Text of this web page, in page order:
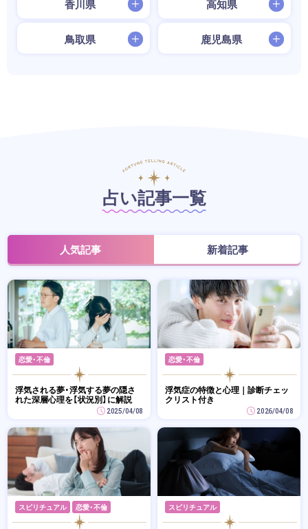
香川県 高知県
鳥取県 鹿児島県
占い記事一覧
人気記事 新着記事
恋愛・不倫
浮気される夢・浮気する夢の隠さ
れた深層心理を【状況別】に解説
2025/04/08
恋愛・不倫
浮気症の特徴と心理｜診断チェッ
クリスト付き
2026/04/08
スピリチュアル 恋愛・不倫 スピリチュアル